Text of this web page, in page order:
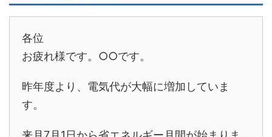
各位
お疲れ様です。○○です。
昨年度より、電気代が大幅に増加していま
す。